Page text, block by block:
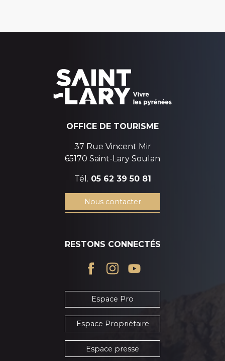
OFFICE DE TOURISME
37 Rue Vincent Mir
65170 Saint-Lary Soulan
Tél. 05 62 39 50 81
Nous contacter
RESTONS CONNECTÉS
Espace Pro
Espace Propriétaire
Espace presse